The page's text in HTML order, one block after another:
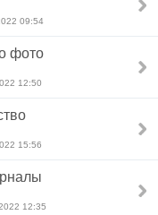
09:54
фото
12:50
15:56
12:35